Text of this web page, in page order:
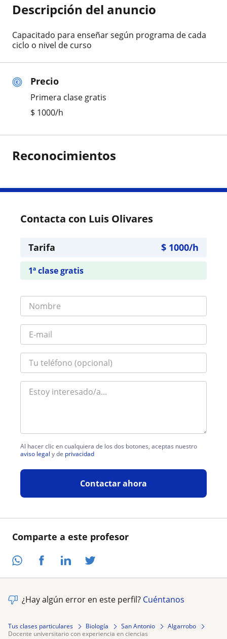
Comparte a este profesor
Precio
Primera clase gratis
$ 1000/h
Descripción del anuncio
Capacitado para enseñar según programa de cada
ciclo o nivel de curso
Reconocimientos
Contacta con Luis Olivares
Tarifa $ 1000/h
1ª clase gratis
Al hacer clic en cualquiera de los dos botones, aceptas nuestro
aviso legal y de privacidad
Contactar ahora
¿Hay algún error en este perfil? Cuéntanos
Tus clases particulares Biología San Antonio
Algarrobo
docente universitario con experiencia en ciencias